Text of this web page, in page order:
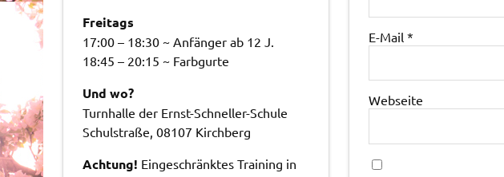
E-Mail *
Webseite
Freitags
17:00 – 18:30 ~ Anfänger ab 12 J.
18:45 – 20:15 ~ Farbgurte
Und wo?
Turnhalle der Ernst-Schneller-Schule
Schulstraße, 08107 Kirchberg
Achtung! Eingeschränktes Training in